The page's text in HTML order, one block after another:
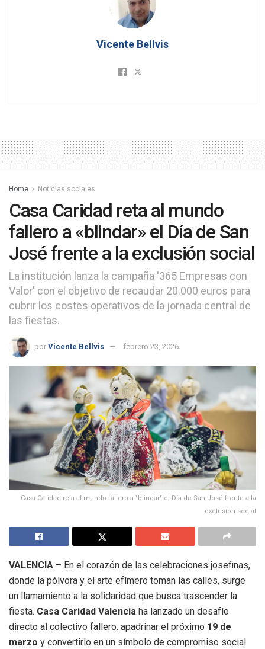
Vicente Bellvis
Home Noticias sociales
Casa Caridad reta al mundo
fallero a «blindar» el Día de San
José frente a la exclusión social
La institución lanza la campaña '365 Empresas con
Valor' con el objetivo de recaudar 20.000 euros para
cubrir los costes operativos de la jornada central de
las fiestas.
por Vicente Bellvis febrero 23, 2026
Casa Caridad reta al mundo fallero a "blindar" el Día de San José frente a la
exclusión social
VALENCIA – En el corazón de las celebraciones josefinas,
donde la pólvora y el arte efímero toman las calles, surge
un llamamiento a la solidaridad que busca trascender la
fiesta. Casa Caridad Valencia ha lanzado un desafío
directo al colectivo fallero: apadrinar el próximo 19 de
marzo y convertirlo en un símbolo de compromiso social